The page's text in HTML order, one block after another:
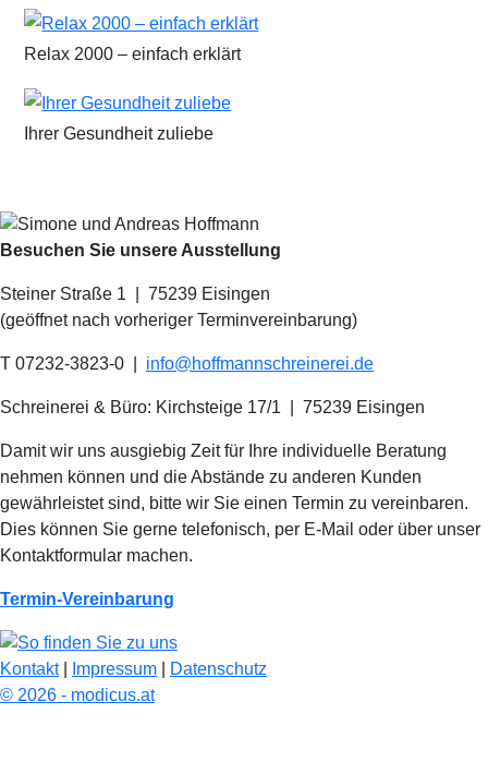
Relax 2000 – einfach erklärt
Ihrer Gesundheit zuliebe
Besuchen Sie unsere Ausstellung
Steiner Straße 1 | 75239 Eisingen
(geöffnet nach vorheriger Terminvereinbarung)
T 07232-3823-0 info@hoffmannschreinerei.de
Schreinerei & Büro: Kirchsteige 17/1 75239 Eisingen
Damit wir uns ausgiebig Zeit für Ihre individuelle Beratung
nehmen können und die Abstände zu anderen Kunden
gewährleistet sind, bitte wir Sie einen Termin zu vereinbaren.
Dies können Sie gerne telefonisch, per E-Mail oder über unser
Kontaktformular machen.
Termin-Vereinbarung
Kontakt| Impressum
Datenschutz
© 2026 - modicus.at